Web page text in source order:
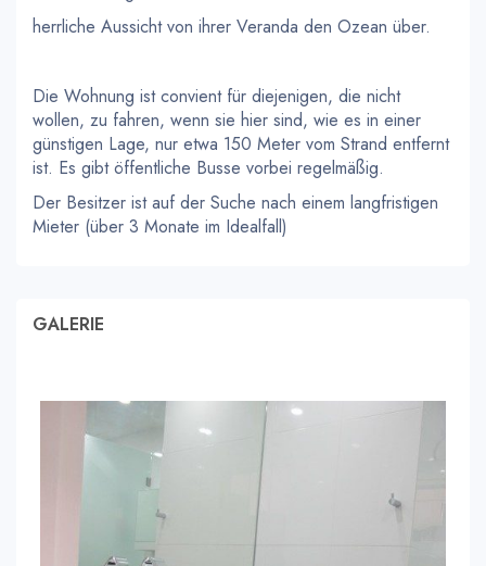
herrliche Aussicht von ihrer Veranda den Ozean über.
Die Wohnung ist convient für diejenigen, die nicht
wollen, zu fahren, wenn sie hier sind, wie es in einer
günstigen Lage, nur etwa 150 Meter vom Strand entfernt
ist. Es gibt öffentliche Busse vorbei regelmäßig.
Der Besitzer ist auf der Suche nach einem langfristigen
Mieter (über 3 Monate im Idealfall)
GALERIE